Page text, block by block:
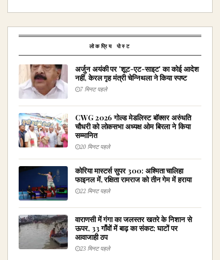
लोकप्रिय पोस्ट
अर्जुन अयंकी पर 'शूट-एट-साइट' का कोई आदेश
नहीं, केरल गृह मंत्री चेन्निथला ने किया स्पष्ट
7 मिनट पहले
CWG 2026 गोल्ड मेडलिस्ट बॉक्सर अरुंधति
चौधरी को लोकसभा अध्यक्ष ओम बिरला ने किया
सम्मानित
20 मिनट पहले
कोरिया मास्टर्स सुपर 300: अश्मिता चालिहा
फाइनल में, रक्षिता रामराज को तीन गेम में हराया
22 मिनट पहले
वाराणसी में गंगा का जलस्तर खतरे के निशान से
ऊपर, 33 गाँवों में बाढ़ का संकट; घाटों पर
आवाजाही ठप
23 मिनट पहले